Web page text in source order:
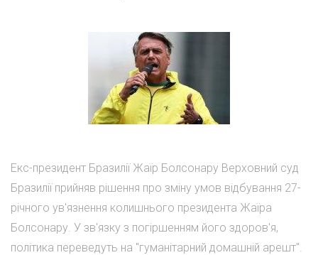
Екс-президент Бразилії Жаїр Болсонару Верховний суд
Бразилії прийняв рішення про зміну умов відбування 27-
річного ув'язнення колишнього президента Жаїра
Болсонару. У зв'язку з погіршенням його здоров'я,
політика переведуть на "гуманітарний домашній арешт".